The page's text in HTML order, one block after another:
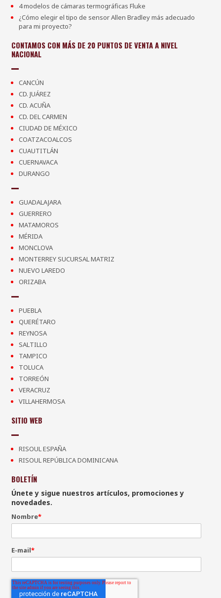
4 modelos de cámaras termográficas Fluke
¿Cómo elegir el tipo de sensor Allen Bradley más adecuado
para mi proyecto?
CONTAMOS CON MÁS DE 20 PUNTOS DE VENTA A NIVEL
NACIONAL
CANCÚN
CD. JUÁREZ
CD. ACUÑA
CD. DEL CARMEN
CIUDAD DE MÉXICO
COATZACOALCOS
CUAUTITLÁN
CUERNAVACA
DURANGO
GUADALAJARA
GUERRERO
MATAMOROS
MÉRIDA
MONCLOVA
MONTERREY SUCURSAL MATRIZ
NUEVO LAREDO
ORIZABA
PUEBLA
QUERÉTARO
REYNOSA
SALTILLO
TAMPICO
TOLUCA
TORREÓN
VERACRUZ
VILLAHERMOSA
SITIO WEB
RISOUL ESPAÑA
RISOUL REPÚBLICA DOMINICANA
BOLETÍN
Únete y sigue nuestros artículos, promociones y
novedades.
Nombre*
E-mail*